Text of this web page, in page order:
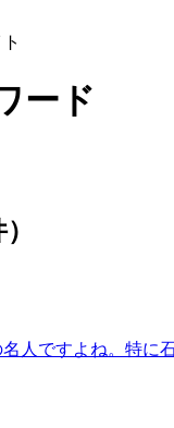
ード
人ですよね。特